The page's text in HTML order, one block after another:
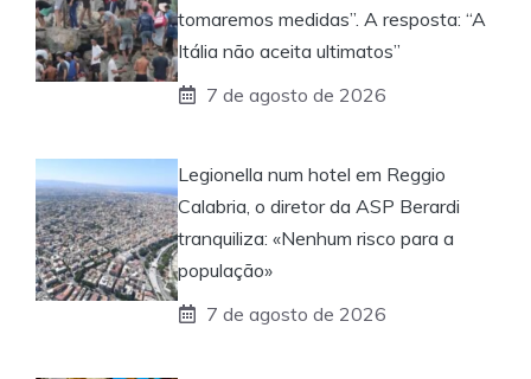
tomaremos medidas”. A resposta: “A
Itália não aceita ultimatos”
7 de agosto de 2026
Legionella num hotel em Reggio
Calabria, o diretor da ASP Berardi
tranquiliza: «Nenhum risco para a
população»
7 de agosto de 2026